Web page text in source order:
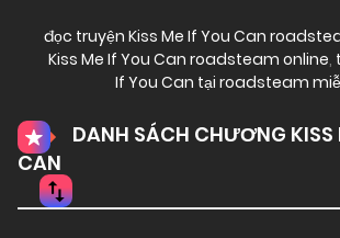
đọc truyện Kiss Me If You Can
Kiss Me If You Can roadsteam online,
If You Can tại roadsteam
DANH SÁCH CHƯƠNG KISS
CAN